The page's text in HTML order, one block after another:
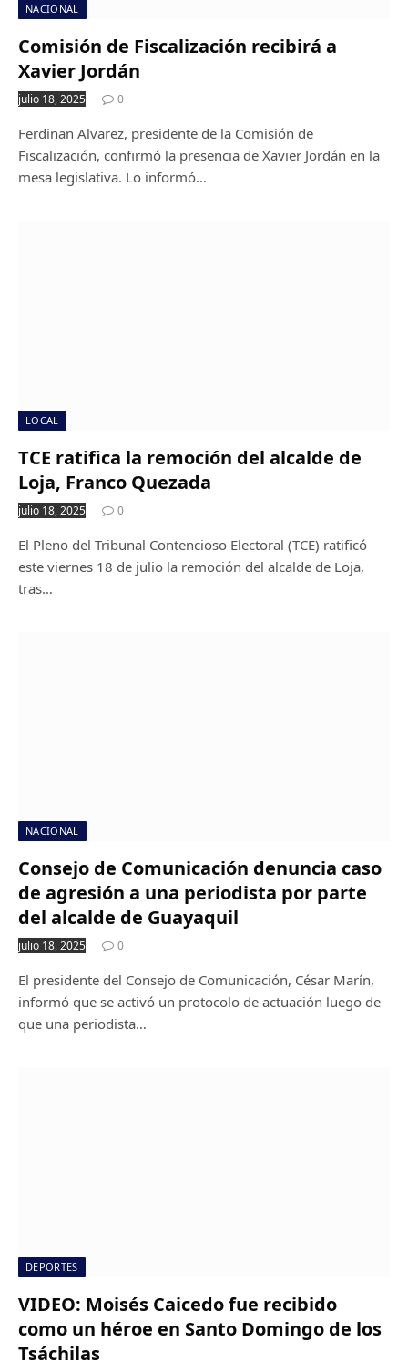
NACIONAL
Comisión de Fiscalización recibirá a
Xavier Jordán
julio 18, 2025 0
Ferdinan Alvarez, presidente de la Comisión de
Fiscalización, confirmó la presencia de Xavier Jordán en la
mesa legislativa. Lo informó…
LOCAL
TCE ratifica la remoción del alcalde de
Loja, Franco Quezada
julio 18, 2025 0
El Pleno del Tribunal Contencioso Electoral (TCE) ratificó
este viernes 18 de julio la remoción del alcalde de Loja,
tras…
NACIONAL
Consejo de Comunicación denuncia caso
de agresión a una periodista por parte
del alcalde de Guayaquil
julio 18, 2025 0
El presidente del Consejo de Comunicación, César Marín,
informó que se activó un protocolo de actuación luego de
que una periodista…
DEPORTES
VIDEO: Moisés Caicedo fue recibido
como un héroe en Santo Domingo de los
Tsáchilas